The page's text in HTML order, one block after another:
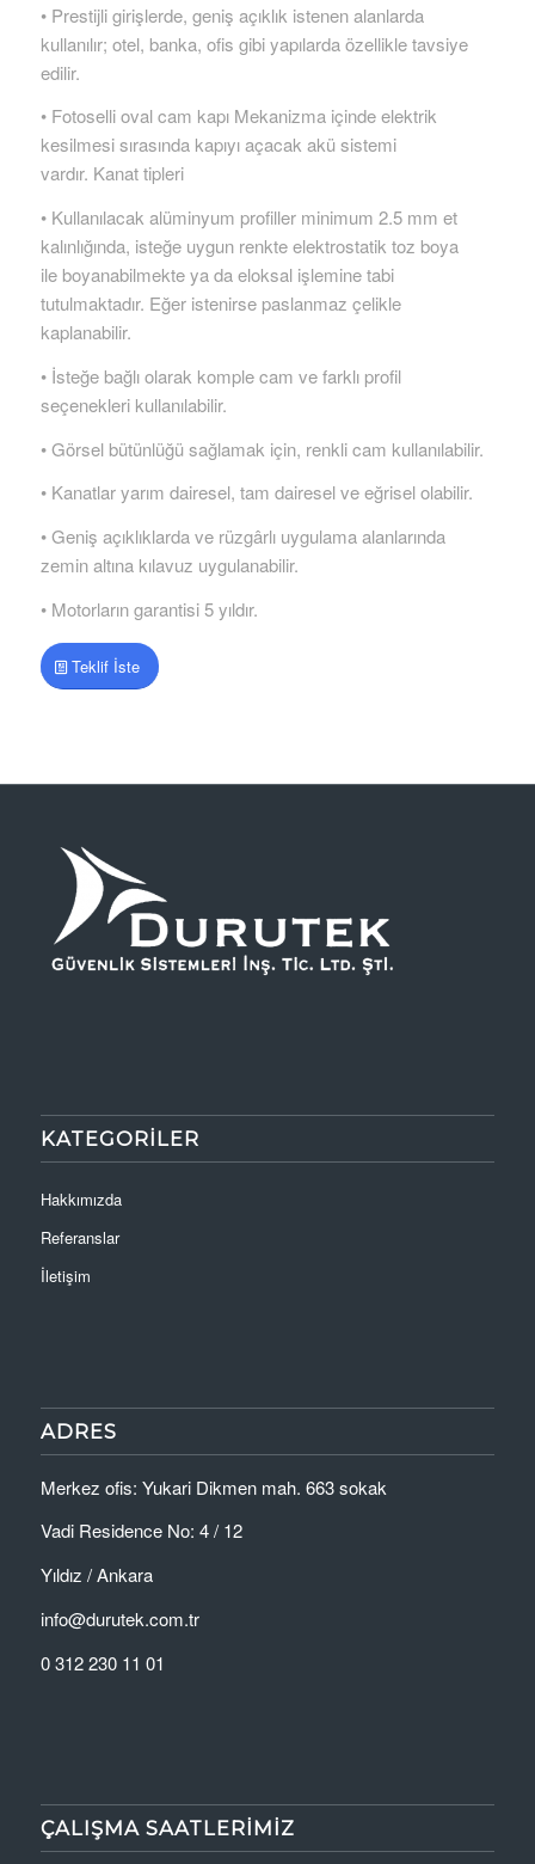
• Prestijli girişlerde, geniş açıklık istenen alanlarda
kullanılır; otel, banka, ofis gibi yapılarda özellikle tavsiye
edilir.
• Fotoselli oval cam kapı Mekanizma içinde elektrik
kesilmesi sırasında kapıyı açacak akü sistemi
vardır. Kanat tipleri
• Kullanılacak alüminyum profiller minimum 2.5 mm et
kalınlığında, isteğe uygun renkte elektrostatik toz boya
ile boyanabilmekte ya da eloksal işlemine tabi
tutulmaktadır. Eğer istenirse paslanmaz çelikle
kaplanabilir.
• İsteğe bağlı olarak komple cam ve farklı profil
seçenekleri kullanılabilir.
• Görsel bütünlüğü sağlamak için, renkli cam kullanılabilir.
• Kanatlar yarım dairesel, tam dairesel ve eğrisel olabilir.
• Geniş açıklıklarda ve rüzgârlı uygulama alanlarında
zemin altına kılavuz uygulanabilir.
• Motorların garantisi 5 yıldır.
Teklif İste
KATEGORILER
Hakkımızda
Referanslar
İletişim
ADRES
Merkez ofis: Yukari Dikmen mah. 663 sokak
Vadi Residence No: 4 / 12
Yıldız / Ankara
info@durutek.com.tr
0 312 230 11 01
ÇALIŞMA SAATLERIMIZ